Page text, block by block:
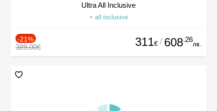
Ultra All Inclusive
+ all inclusive
-21%
389.00€ 311€ / 608.26
лв.